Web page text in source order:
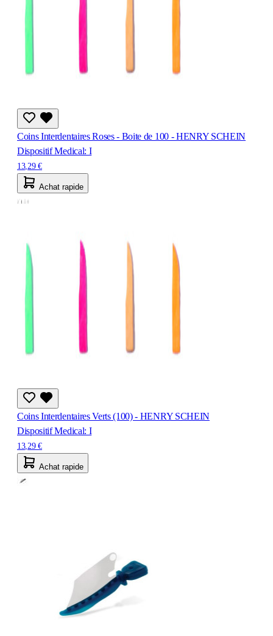
Coins Interdentaires Roses - Boite de 100 - HENRY SCHEIN
Dispositif Medical: I
13,29 €
Achat rapide
Coins Interdentaires Verts (100) - HENRY SCHEIN
Dispositif Medical: I
13,29 €
Achat rapide